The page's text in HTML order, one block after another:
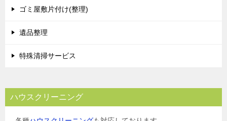
ゴミ屋敷片付け(整理)
遺品整理
特殊清掃サービス
ハウスクリーニング